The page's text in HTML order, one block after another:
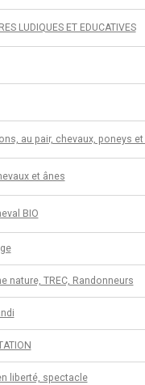
LUDIQUES ET EDUCATIVES
au pair, chevaux, poneys
et ânes
BIO
nature, TREC, Randonneurs
liberté, spectacle